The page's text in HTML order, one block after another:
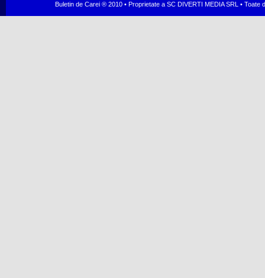
Buletin de Carei ® 2010 • Proprietate a SC DIVERTI MEDIA SRL •